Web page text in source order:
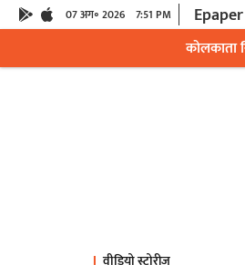
07 अग॰ 2026 7:51 PM Epaper
कोलकाता